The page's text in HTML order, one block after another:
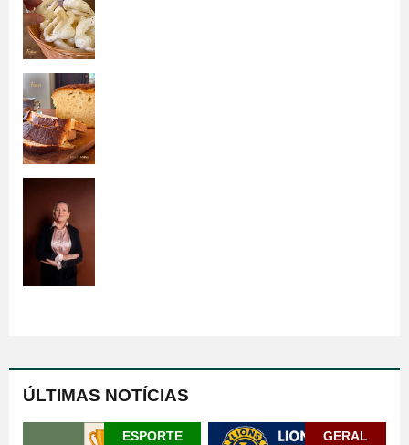
ÚLTIMAS NOTÍCIAS
ESPORTE GERAL